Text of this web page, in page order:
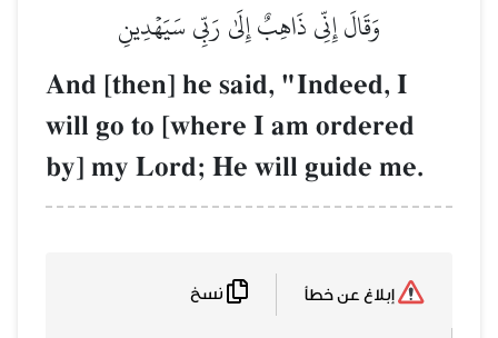
وَقَالَ إِنِّي ذَاهِبٌ إِلَىٰ رَبِّي سَيَهۡدِينِ
And [then] he said, "Indeed, I
will go to [where I am ordered
by] my Lord; He will guide me.